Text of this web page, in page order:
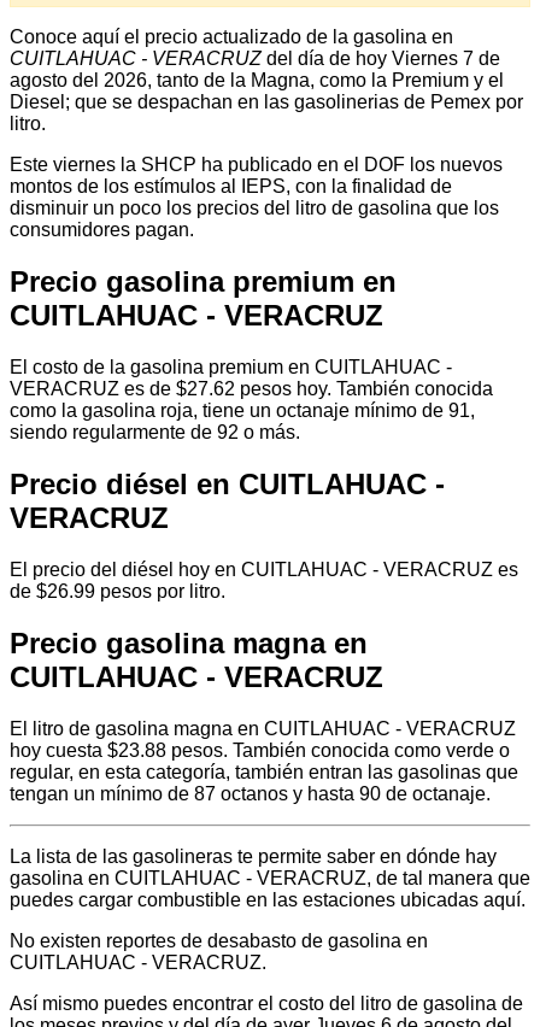
Conoce aquí el precio actualizado de la gasolina en
CUITLAHUAC - VERACRUZdel día de hoy Viernes 7 de
agosto del 2026, tanto de la Magna, como la Premium y el
Diesel; que se despachan en las gasolinerias de Pemex por
litro.
Este viernes la SHCP ha publicado en el DOF los nuevos
montos de los estímulos al IEPS, con la finalidad de
disminuir un poco los precios del litro de gasolina que los
consumidores pagan.
Precio gasolina premium en
CUITLAHUAC - VERACRUZ
El costo de la gasolina premium en CUITLAHUAC -
VERACRUZ es de $27.62 pesos hoy. También conocida
como la gasolina roja, tiene un octanaje mínimo de 91,
siendo regularmente de 92 o más.
Precio diésel en CUITLAHUAC -
VERACRUZ
El precio del diésel hoy en CUITLAHUAC - VERACRUZ es
de $26.99 pesos por litro.
Precio gasolina magna en
CUITLAHUAC - VERACRUZ
El litro de gasolina magna en CUITLAHUAC - VERACRUZ
hoy cuesta $23.88 pesos. También conocida como verde o
regular, en esta categoría, también entran las gasolinas que
tengan un mínimo de 87 octanos y hasta 90 de octanaje.
La lista de las gasolineras te permite saber en dónde hay
gasolina en CUITLAHUAC - VERACRUZ, de tal manera que
puedes cargar combustible en las estaciones ubicadas aquí.
No existen reportes de desabasto de gasolina en
CUITLAHUAC - VERACRUZ.
Así mismo puedes encontrar el costo del litro de gasolina de